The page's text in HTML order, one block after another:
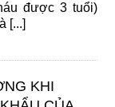
được 3 tuổi)
[...]
KHI